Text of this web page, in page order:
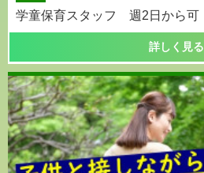
学童保育スタッフ 週2日から可
詳しく見る